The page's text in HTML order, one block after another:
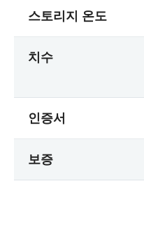
스토리지 온도
치수
인증서
보증